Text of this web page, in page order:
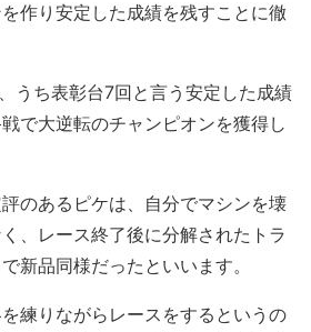
作り安定した成績を残すことに徹
うち表彰台7回と言う安定した成績
で大逆転のチャンピオンを獲得し
のあるピケは、自分でマシンを壊
、レース終了後に分解されたトラ
新品同様だったといいます。
練りながらレースをするというの